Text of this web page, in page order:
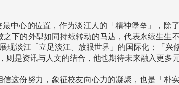
中心的位置，作为淡江人的「精神堡垒」，除
下的外型如同持续转动的马达，代表永续生生
现淡江「立足淡江、放眼世界」的国际化；「兴
是资讯与人文的结合，他也期待未来融入更多
这份努力，象征校友向心力的凝聚，也是「朴
系
齐聚
3 版 校友会活动 (系
所、其他)
【校友来访】香港校友会前会
3
所
邱孝